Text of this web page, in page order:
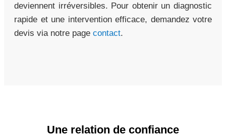
deviennent irréversibles. Pour obtenir un diagnostic
rapide et une intervention efficace, demandez votre
devis via notre page contact.
Une relation de confiance